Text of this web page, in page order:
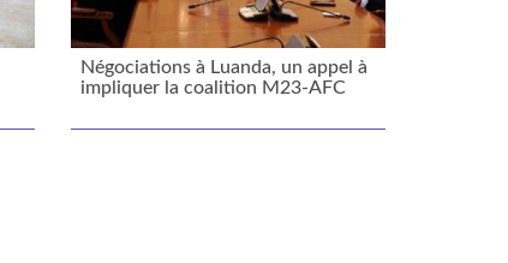
Négociations à Luanda, un appel à
impliquer la coalition M23-AFC